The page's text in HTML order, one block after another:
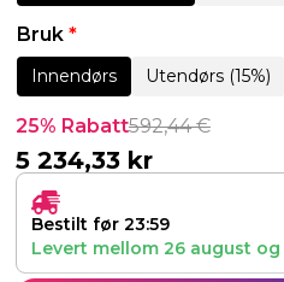
Bruk *
Innendørs Utendørs (15%)
25% Rabatt592,44€
5 234,33 kr
Bestilt før 23:59
Levert mellom 26 august og